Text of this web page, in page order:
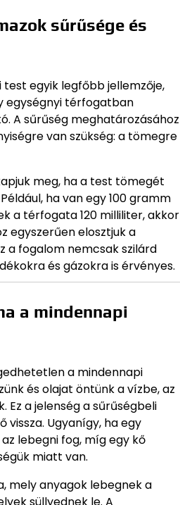
sűrűsége és
test egyik legfőbb jellemzője,
egységnyi térfogatban
A sűrűség meghatározásához
van szükség: a tömegre
meg, ha a test tömegét
ha van egy 100 gramm
a térfogata 120 milliliter, akkor
egyszerűen elosztjuk a
a fogalom nemcsak szilárd
és gázokra is érvényes.
a mindennapi
a mindennapi
és olajat öntünk a vízbe, az
Ez a jelenség a sűrűségbeli
Ugyanígy, ha egy
lebegni fog, míg egy kő
miatt van.
mely anyagok lebegnek a